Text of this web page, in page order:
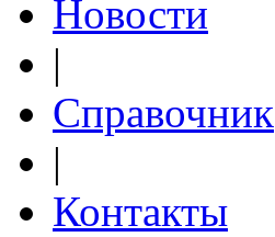
Новости
|
Справочник
|
Контакты